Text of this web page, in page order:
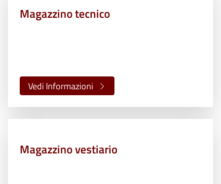
Magazzino tecnico
Vedi Informazioni
Magazzino vestiario